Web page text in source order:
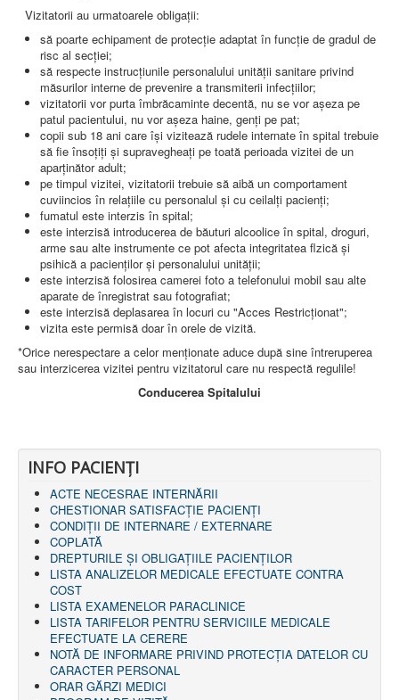
PLAN STRATEGIC 2021 - 2025
PROIECT DE MANAGEMENT 2021
PROIECT DE MANAGEMENT 2017
CONSILIUL DE ADMINISTRAŢIE
COMITET DIRECTOR
DECLARATIE MANAGER PRIVIND IMPLEMENTAREA
SISTEMULUI DE CALITATE 2019
PLAN MANAGEMENT
INTEGRITATE
ADMINISTRATIV
RESURSE UMANE
INFORMAŢII
PROGRAM VOLUNTARIAT
JURIDIC
LEGISLAȚIE
ECONOMIC
ACHIZIŢII PUBLICE
BUGET
CONTRACTE C.A.S.
CONTRACTE PROGRAME NAȚIONALE
CHELTUIELI
INFORMAŢII CONTACT
RUTE ACCES
RELAȚIA CU MASS-MEDIA
PURTĂTOR DE CUVÂNT
REGULI ACCES MASS-MEDIA
ORAR AUDIENŢE
COMUNICATE
HARTĂ SITE
PROGRAMARE ONLINE
Vizitatorii au urmatoarele obligații:
să poarte echipament de protecție adaptat în funcție de gradul de
risc al secției;
să respecte instrucțiunile personalului unității sanitare privind
măsurilor interne de prevenire a transmiterii infecțiilor;
vizitatorii vor purta îmbrăcaminte decentă, nu se vor așeza pe
patul pacientului, nu vor așeza haine, genți pe pat;
copii sub 18 ani care își vizitează rudele internate în spital trebuie
să fie însoțiți și supravegheați pe toată perioada vizitei de un
aparținător adult;
pe timpul vizitei, vizitatorii trebuie să aibă un comportament
cuviincios în relațiile cu personalul și cu ceilalți pacienți;
fumatul este interzis în spital;
este interzisă introducerea de băuturi alcoolice în spital, droguri,
arme sau alte instrumente ce pot afecta integritatea flzică și
psihică a pacienților și personalului unității;
este interzisă folosirea camerei foto a telefonului mobil sau alte
aparate de înregistrat sau fotografiat;
este interzisă deplasarea în locuri cu "Acces Restricționat";
vizita este permisă doar în orele de vizită.
*Orice nerespectare a celor menționate aduce după sine întreruperea
sau interzicerea vizitei pentru vizitatorul care nu respectă regulile!
Conducerea Spitalului
INFO PACIENŢI
ACTE NECESRAE INTERNĂRII
CHESTIONAR SATISFACŢIE PACIENŢI
CONDIȚII DE INTERNARE / EXTERNARE
COPLATĂ
DREPTURILE ŞI OBLIGAŢIILE PACIENȚILOR
LISTA ANALIZELOR MEDICALE EFECTUATE CONTRA
COST
LISTA EXAMENELOR PARACLINICE
LISTA TARIFELOR PENTRU SERVICIILE MEDICALE
EFECTUATE LA CERERE
NOTĂ DE INFORMARE PRIVIND PROTECŢIA DATELOR CU
CARACTER PERSONAL
ORAR GĂRZI MEDICI